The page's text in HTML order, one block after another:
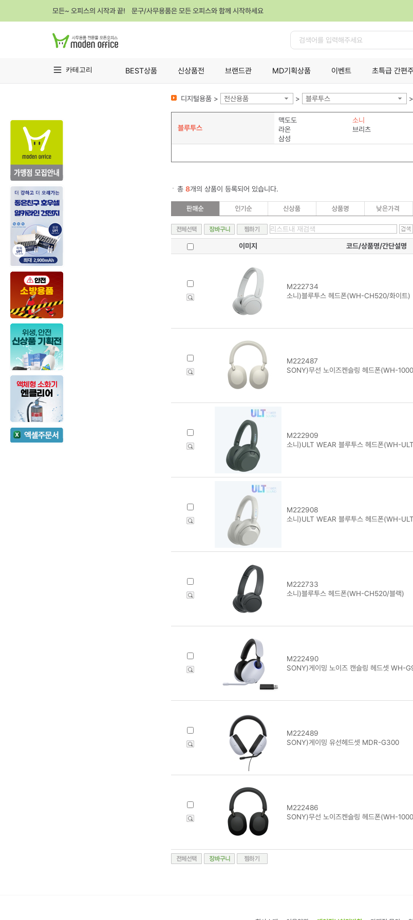
모든~ 오피스의 시작과 끝! 문구/사무용품은 모든 오피스와 함께 시작하세요
카테고리 BEST상품 신상품전 브랜드관 MD기획상품 이벤트 초특급 간편
디지털용품 > 전산용품 > 블루투스 >
블루투스
맥도도 소니
라온
브리츠
삼성
총 8개의 상품이 등록되어 있습니다.
이미지
코드/상품명/간단설명
M222734
소니)블루투스 헤드폰(WH-CH520/화이트)
M222487
SONY)무선 노이즈켄슬링 헤드폰(WH-
M222909
소니)ULT WEAR 블루투스 헤드폰(WH-
M222908
소니)ULT WEAR 블루투스 헤드폰(WH-
M222733
소니)블루투스 헤드폰(WH-CH520/블랙)
M222490
SONY)게이밍 노이즈 캔슬링 헤드셋 WH-
M222489
SONY)게이밍 유선헤드셋 MDR-G300
M222486
SONY)무선 노이즈켄슬링 헤드폰(WH-